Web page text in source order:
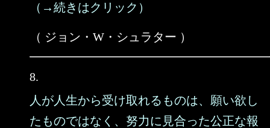
（→続きはクリック）
（ ジョン・W・シュラター ）
8.
人が人生から受け取れるものは、願い欲し
たものではなく、努力に見合った公正な報